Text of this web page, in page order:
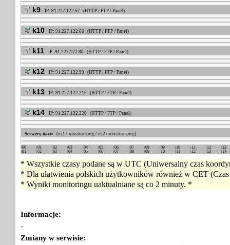
k9 IP: 91.227.122.57 (HTTP / FTP / Panel)
k10 IP: 91.227.122.66 (HTTP / FTP / Panel)
k11 IP: 91.227.122.80 (HTTP / FTP / Panel)
k12 IP: 91.227.122.90 (HTTP / FTP / Panel)
k13 IP: 91.227.122.210 (HTTP / FTP / Panel)
k14 IP: 91.227.122.220 (HTTP / FTP / Panel)
Serwery nazw (ns1.unixstorm.org / ns2.unixstorm.org)
00 01 02 03 04 05 06 07 08 09 10 11 12
13
01
02 03 04 05 06 07 08 09 10 11 12 13 14
* Wszystkie czasy podane są w UTC (Uniwersalny czas
* Dla ułatwienia polskich użytkowników również w CET
* Wyniki monitoringu uaktualniane są co 2 minuty. *
Informacje:
-
Zmiany w serwisie: